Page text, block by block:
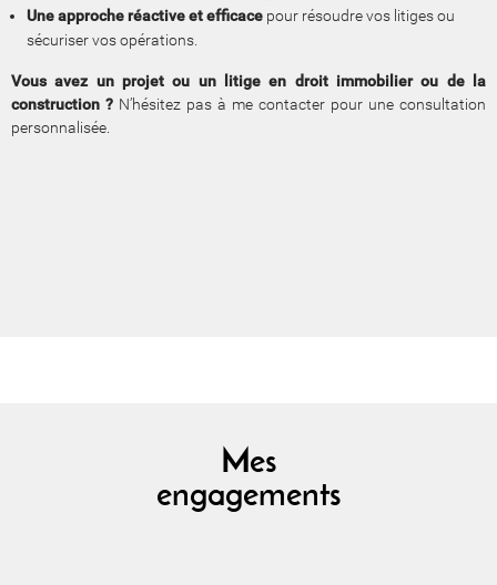
Une approche réactive et efficace pour résoudre vos litiges ou
sécuriser vos opérations.
Vous avez un projet ou un litige en droit immobilier ou de la
construction ? N’hésitez pas à me contacter pour une consultation
personnalisée.
Mes
engagements